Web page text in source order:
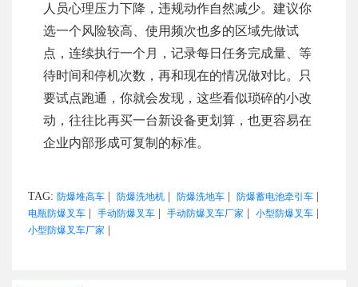
人员心理压力下降，违规动作自然减少。建议你
选一个风险较高、使用频次也多的区域先做试
点，连续执行一个月，记录每日任务完成量、等
待时间和停机次数，再和现在的情况做对比。只
要试点跑通，你就会发现，这些看似琐碎的小改
动，往往比再买一台新设备更划算，也更容易在
企业内部形成可复制的标准。
TAG: 防爆堆高车 防爆洗地机 防爆洗地车 防爆蓄电池牵引车
电瓶防爆叉车 手动防爆叉车 手动防爆叉车厂家 小型防爆叉车
小型防爆叉车厂家